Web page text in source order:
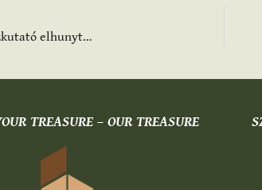
elhunyt…
TREASURE – OUR TREASURE